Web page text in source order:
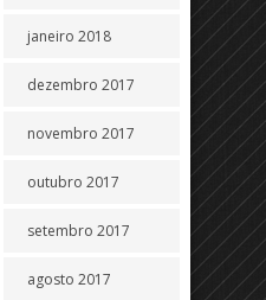
janeiro 2018
dezembro 2017
novembro 2017
outubro 2017
setembro 2017
agosto 2017